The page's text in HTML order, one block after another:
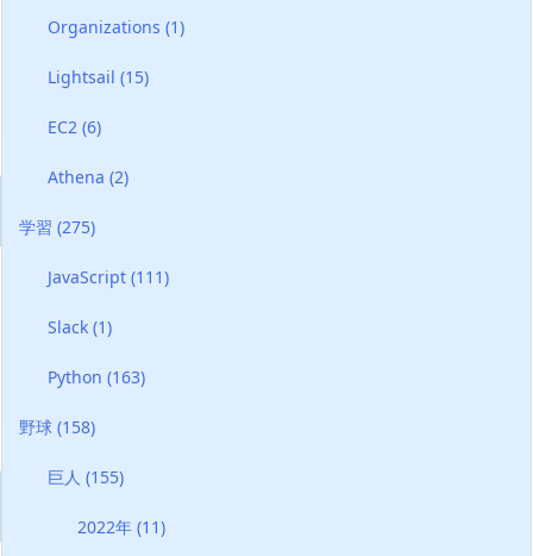
Organizations(1)
Lightsail(15)
EC2(6)
Athena(2)
学習 (275)
JavaScript(111)
Slack(1)
Python(163)
野球 (158)
巨人(155)
2022年 (11)